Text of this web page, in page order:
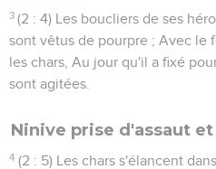
3 (2 : 4) Les boucliers de ses
sont vêtus de pourpre ; Avec le
les chars, Au jour qu'il a fixé
sont agitées.
Ninive prise d'assaut
4 (2 : 5) Les chars s'élancent